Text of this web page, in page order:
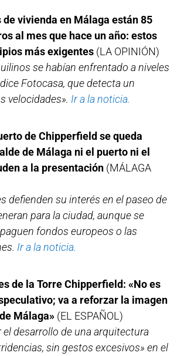
vivienda en Málaga están 85
al mes que hace un año: estos
más exigentes (LA OPINIÓN)
se habían enfrentado a niveles
Fotocasa, que detecta un
velocidades». Ir a la noticia.
de Chipperfield se queda
de Málaga ni el puerto ni el
a la presentación (MÁLAGA
defienden su interés en el paseo de
para la ciudad, aunque se
fondos europeos o las
Ir a la noticia.
de la Torre Chipperfield: «No es
va a reforzar la imagen
Málaga» (EL ESPAÑOL)
el desarrollo de una arquitectura
sin gestos excesivos» en el